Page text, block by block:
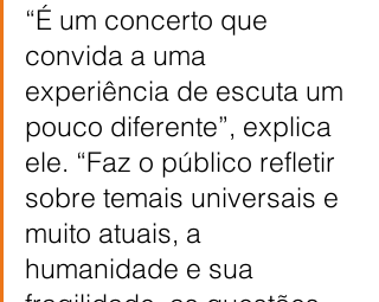
“É um concerto que
convida a uma
experiência de escuta um
pouco diferente”, explica
ele. “Faz o público refletir
sobre temais universais e
muito atuais, a
humanidade e sua